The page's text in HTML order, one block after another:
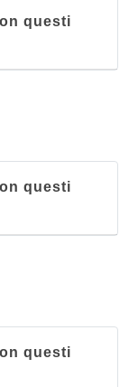
questi
questi
questi